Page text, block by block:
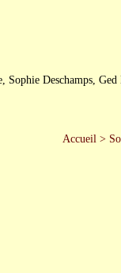
Sophie Deschamps,
Accueil>